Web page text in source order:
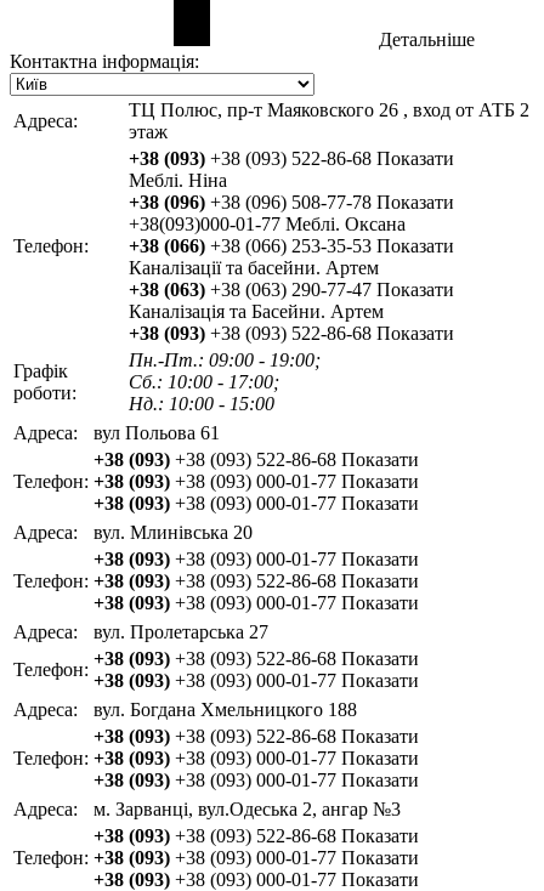
Детальніше
Контактна інформація:
Адреса:
ТЦ Полюс, пр-т Маяковского 26 , вход от АТБ 2
этаж
Телефон:
+38 (093) +38 (093) 522-86-68 Показати
Меблі. Ніна
+38 (096) +38 (096) 508-77-78 Показати
+38(093)000-01-77 Меблі. Оксана
+38 (066) +38 (066) 253-35-53 Показати
Каналізації та басейни. Артем
+38 (063) +38 (063) 290-77-47 Показати
Каналізація та Басейни. Артем
+38 (093) +38 (093) 522-86-68 Показати
Графік
роботи:
Пн.-Пт.: 09:00 - 19:00;
Сб.: 10:00 - 17:00;
Нд.: 10:00 - 15:00
Адреса:
вул Польова 61
Телефон:
+38 (093) +38 (093) 522-86-68 Показати
+38 (093) +38 (093) 000-01-77 Показати
+38 (093) +38 (093) 000-01-77 Показати
Адреса:
вул. Млинівська 20
Телефон:
+38 (093) +38 (093) 000-01-77 Показати
+38 (093) +38 (093) 522-86-68 Показати
+38 (093) +38 (093) 000-01-77 Показати
Адреса:
вул. Пролетарська 27
Телефон:
+38 (093) +38 (093) 522-86-68 Показати
+38 (093) +38 (093) 000-01-77 Показати
Адреса:
вул. Богдана Хмельницкого 188
Телефон:
+38 (093) +38 (093) 522-86-68 Показати
+38 (093) +38 (093) 000-01-77 Показати
+38 (093) +38 (093) 000-01-77 Показати
Адреса:
м. Зарванці, вул.Одеська 2, ангар №3
Телефон:
+38 (093) +38 (093) 522-86-68 Показати
+38 (093) +38 (093) 000-01-77 Показати
+38 (093) +38 (093) 000-01-77 Показати